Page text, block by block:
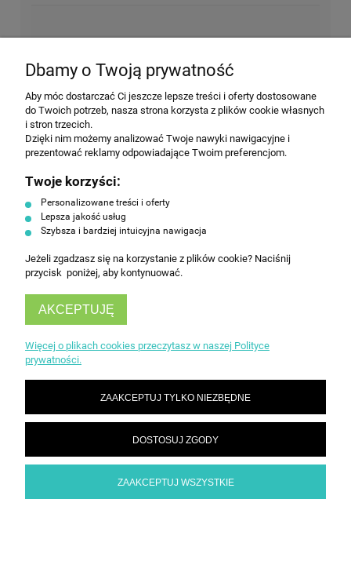
poniższy adres email. Więcej w Polityce prywatności.
ZAPISZ SIĘ
Dbamy o Twoją prywatność
Aby móc dostarczać Ci jeszcze lepsze treści i oferty dostosowane
do Twoich potrzeb, nasza strona korzysta z plików cookie własnych
i stron trzecich.
Dzięki nim możemy analizować Twoje nawyki nawigacyjne i
prezentować reklamy odpowiadające Twoim preferencjom.
Twoje korzyści:
Personalizowane treści i oferty
Lepsza jakość usług
Szybsza i bardziej intuicyjna nawigacja
Jeżeli zgadzasz się na korzystanie z plików cookie? Naciśnij
przycisk poniżej, aby kontynuować.
AKCEPTUJĘ
Więcej o plikach cookies przeczytasz w naszej Polityce
prywatności.
ZAAKCEPTUJ TYLKO NIEZBĘDNE
DOSTOSUJ ZGODY
ZAAKCEPTUJ WSZYSTKIE